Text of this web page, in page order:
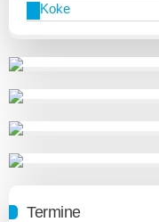
Koke
Termine